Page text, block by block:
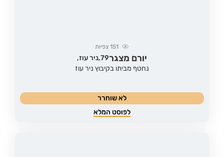
151 צפיות
יורם מצגר79, ניר עוז,
נחטף מביתו בקיבוץ ניר עוז
לא שוחרר
לפוסט המלא